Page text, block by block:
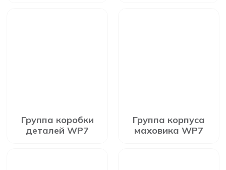
Группа коробки
деталей WP7
Группа корпуса
маховика WP7